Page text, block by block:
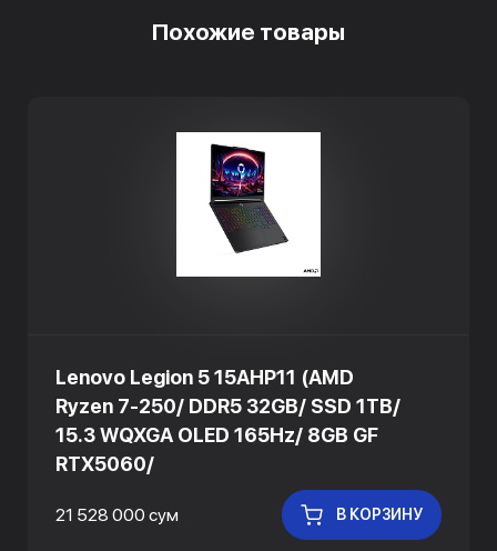
Похожие товары
Lenovo Legion 5 15AHP11 (AMD
Ryzen 7-250/ DDR5 32GB/ SSD 1TB/
15.3 WQXGA OLED 165Hz/ 8GB GF
RTX5060/
21 528 000 сум В КОРЗИНУ